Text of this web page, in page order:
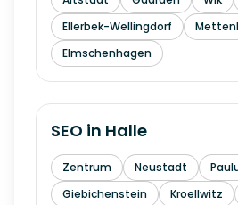
Ellerbek-Wellingdorf
Elmschenhagen
SEO in Halle
Zentrum Neustadt
Giebichenstein
Kroellwitz